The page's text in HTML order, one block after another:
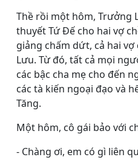
Thề rồi một hôm, Trưởng
thuyết Tứ Ðế cho hai vợ
giảng chấm dứt, cả hai
Lưu. Từ đó, tất cả mọi
các bậc cha mẹ cho đến
các tà kiến ngoại đạo và
Tăng.
Một hôm, cô gái bảo với
- Chàng ơi, em có gì liên